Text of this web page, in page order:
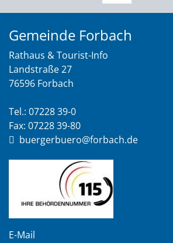
Gemeinde Forbach
Rathaus & Tourist-Info
Landstraße 27
76596 Forbach
Tel.: 07228 39-0
Fax: 07228 39-80
buergerbuero@forbach.de
E-Mail